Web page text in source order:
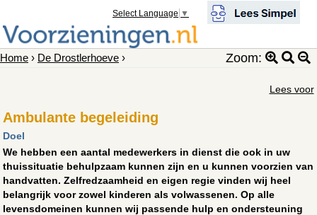
Select Language ▼
Home › De Drostlerhoeve › Zoom:
Lees voor
Ambulante begeleiding
Doel
We hebben een aantal medewerkers in dienst die ook in uw
thuissituatie behulpzaam kunnen zijn en u kunnen voorzien van
handvatten. Zelfredzaamheid en eigen regie vinden wij heel
belangrijk voor zowel kinderen als volwassenen. Op alle
levensdomeinen kunnen wij passende hulp en ondersteuning